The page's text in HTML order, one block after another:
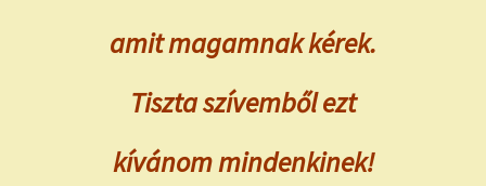
amit magamnak kérek.
Tiszta szívemből ezt
kívánom mindenkinek!